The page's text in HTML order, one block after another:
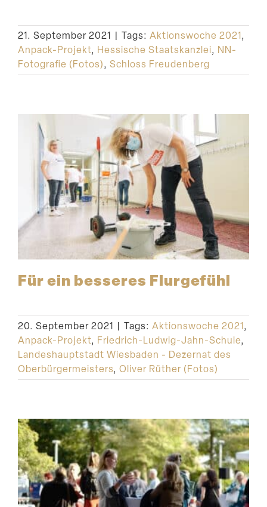
21. September 2021 | Tags: Aktionswoche 2021,
Anpack-Projekt, Hessische Staatskanzlei, NN-
Fotografie (Fotos), Schloss Freudenberg
Für ein besseres Flurgefühl
20. September 2021 | Tags: Aktionswoche 2021,
Anpack-Projekt, Friedrich-Ludwig-Jahn-Schule,
Landeshauptstadt Wiesbaden - Dezernat des
Oberbürgermeisters, Oliver Rüther (Fotos)